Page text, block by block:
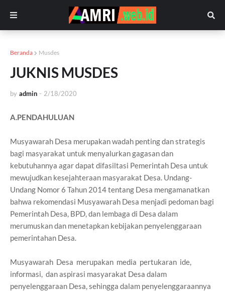
Beranda Musdes
JUKNIS MUSDES
by admin - 2/18/2020
A.PENDAHULUAN
Musyawarah Desa merupakan wadah penting dan strategis
bagi masyarakat untuk menyalurkan gagasan dan
kebutuhannya agar dapat difasiltasi Pemerintah Desa untuk
mewujudkan kesejahteraan masyarakat Desa. Undang-
Undang Nomor 6 Tahun 2014 tentang Desa mengamanatkan
bahwa rekomendasi Musyawarah Desa menjadi pedoman bagi
Pemerintah Desa, BPD, dan lembaga di Desa dalam
merumuskan dan menetapkan kebijakan penyelenggaraan
pemerintahan Desa.
Musyawarah Desa merupakan media pertukaran ide,
informasi, dan aspirasi masyarakat Desa dalam
penyelenggaraan Desa, sehingga dalam penyelenggaraannya